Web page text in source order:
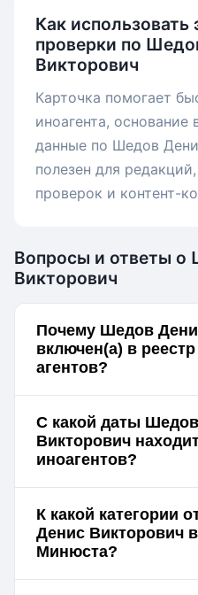
Как использовать
проверки по
Викторович
Карточка помогает
иноагента,
данные по Шедов
полезен для
проверок и контент-
Вопросы и ответы о
Викторович
Почему Шедов
включен(а) в
агентов?
С какой даты
Викторович
иноагентов?
К какой категории
Денис Викторович
Минюста?